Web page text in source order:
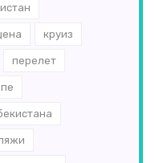
круиз
перелет